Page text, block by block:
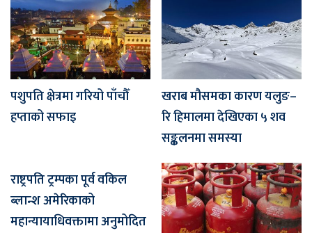
पशुपति क्षेत्रमा गरियो पाँचौँ
हप्ताको सफाइ
खराब मौसमका कारण यलुङ–
रि हिमालमा देखिएका ५ शव
सङ्कलनमा समस्या
राष्ट्रपति ट्रम्पका पूर्व वकिल
ब्लान्श अमेरिकाको
महान्यायाधिवक्तामा अनुमोदित